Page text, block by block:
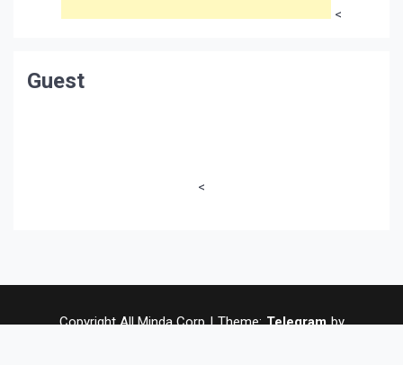
<
Guest
<
Copyright All Minda Corp | Theme: Telegram by